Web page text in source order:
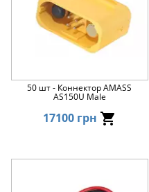
50 шт - Коннектор AMASS
AS150U Male
17100 грн